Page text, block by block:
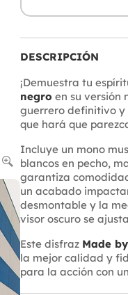
DESCRIPCIÓN
¡Demuestra tu
negro en su versión
guerrero definitivo y
que hará que
Incluye un mono
blancos en pecho,
garantiza
un acabado
desmontable y la
visor oscuro se
Este disfraz Made
la mejor calidad y
para la acción con